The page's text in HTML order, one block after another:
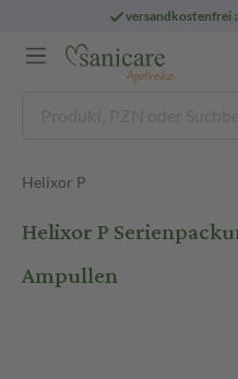
versandkostenfrei
Helixor P
Helixor P
Ampullen